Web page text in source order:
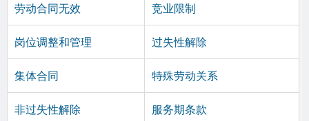
劳动合同无效 竞业限制
岗位调整和管理 过失性解除
集体合同 特殊劳动关系
非过失性解除 服务期条款